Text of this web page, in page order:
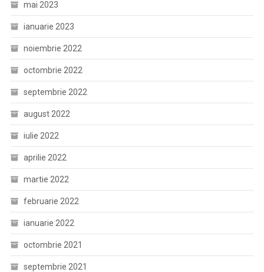
mai 2023
ianuarie 2023
noiembrie 2022
octombrie 2022
septembrie 2022
august 2022
iulie 2022
aprilie 2022
martie 2022
februarie 2022
ianuarie 2022
octombrie 2021
septembrie 2021